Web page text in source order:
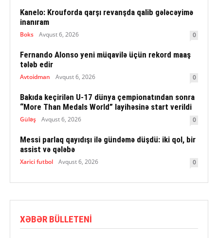
Kanelo: Krouforda qarşı revanşda qalib gələcəyimə
inanıram
Boks Avqust 6, 2026 0
Fernando Alonso yeni müqavilə üçün rekord maaş
tələb edir
Avtoidman Avqust 6, 2026 0
Bakıda keçirilən U-17 dünya çempionatından sonra
“More Than Medals World” layihəsinə start verildi
Güləş Avqust 6, 2026 0
Messi parlaq qayıdışı ilə gündəmə düşdü: iki qol, bir
assist və qələbə
Xarici futbol Avqust 6, 2026 0
XƏBƏR BÜLLETENI